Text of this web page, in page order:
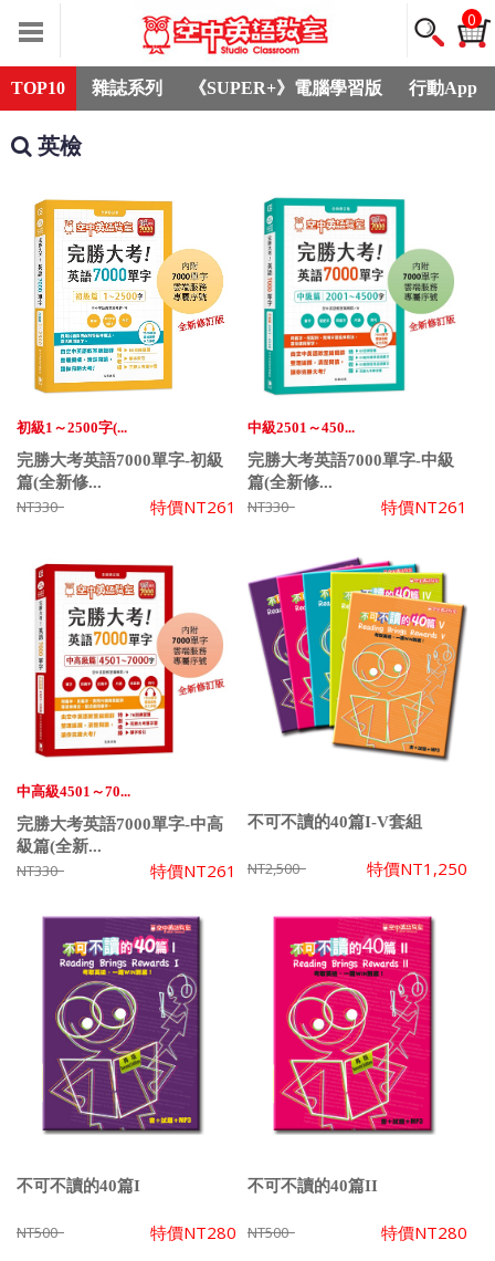
0
TOP10 雜誌系列 《SUPER+》電腦學習版 行動App
英檢
初級1～2500字(...
完勝大考英語7000單字-初級
篇(全新修...
NT330 特價NT261
中級2501～450...
完勝大考英語7000單字-中級
篇(全新修...
NT330 特價NT261
中高級4501～70...
完勝大考英語7000單字-中高
級篇(全新...
NT330 特價NT261
不可不讀的40篇I-V套組
NT2,500 特價NT1,250
不可不讀的40篇I
NT500 特價NT280
不可不讀的40篇II
NT500 特價NT280